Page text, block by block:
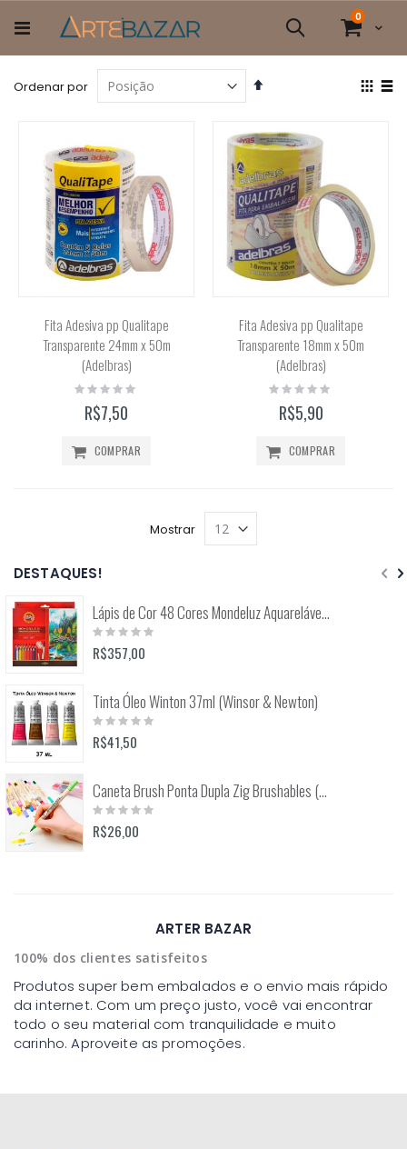
para
o
conteúdo
Cart
0itens
Pesquisa
Ordenar por
Definir
Ver
Fita Adesiva pp Qualitape
Transparente 24mm x 50m
(Adelbras)
Rating:
R$7,50
COMPRAR
Fita Adesiva pp Qualitape
Transparente 18mm x 50m
(Adelbras)
Rating:
R$5,90
COMPRAR
Mostrar
DESTAQUES!
Lápis de Cor 48 Cores Mondeluz Aquarelável (Koh-I-Noor)
Rating:
0%
R$357,00
Tinta Óleo Winton 37ml (Winsor & Newton)
Rating:
0%
R$41,50
Caneta Brush Ponta Dupla Zig Brushables (Kuretake)
Rating:
0%
R$26,00
ARTER BAZAR
100% dos clientes satisfeitos
Produtos super bem embalados e o envio mais rápido
da internet. Com um preço justo, você vai encontrar
todo o seu material com tranquilidade e muito
carinho. Aproveite as promoções.